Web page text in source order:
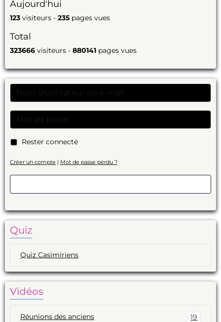
Aujourd'hui
123 visiteurs - 235 pages vues
Total
323666 visiteurs - 880141 pages vues
Rester connecté
Créer un compte | Mot de passe perdu ?
Quiz
Quiz Casimiriens
Vidéos
Réunions des anciens 19